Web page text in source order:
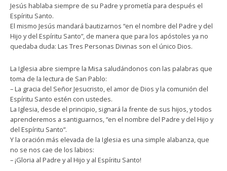
Jesús hablaba siempre de su Padre y prometía para después el
Espíritu Santo.
El mismo Jesús mandará bautizarnos “en el nombre del Padre y del
Hijo y del Espíritu Santo”, de manera que para los apóstoles ya no
quedaba duda: Las Tres Personas Divinas son el único Dios.
La Iglesia abre siempre la Misa saludándonos con las palabras que
toma de la lectura de San Pablo:
– La gracia del Señor Jesucristo, el amor de Dios y la comunión del
Espíritu Santo estén con ustedes.
La Iglesia, desde el principio, signará la frente de sus hijos, y todos
aprenderemos a santiguarnos, “en el nombre del Padre y del Hijo y
del Espíritu Santo”.
Y la oración más elevada de la Iglesia es una simple alabanza, que
no se nos cae de los labios:
– ¡Gloria al Padre y al Hijo y al Espíritu Santo!